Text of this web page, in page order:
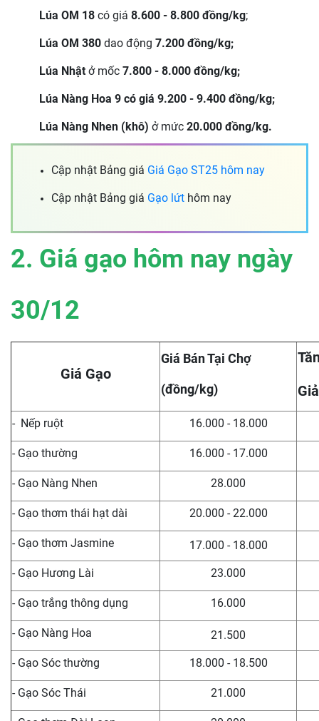
Lúa OM 18 có giá 8.600 - 8.800 đồng/kg;
Lúa OM 380 dao động 7.200 đồng/kg;
Lúa Nhật ở mốc 7.800 - 8.000 đồng/kg;
Lúa Nàng Hoa 9 có giá 9.200 - 9.400 đồng/kg;
Lúa Nàng Nhen (khô) ở mức 20.000 đồng/kg.
Cập nhật Bảng giá Giá Gạo ST25 hôm nay
Cập nhật Bảng giá Gạo lứt hôm nay
2. Giá gạo hôm nay ngày
30/12
Giá Gạo
Giá Bán Tại Chợ
(đồng/kg)
- Nếp ruột 16.000 - 18.000
- Gạo thường 16.000 - 17.000
- Gạo Nàng Nhen 28.000
- Gạo thơm thái hạt dài 20.000 - 22.000
- Gạo thơm Jasmine 17.000 - 18.000
- Gạo Hương Lài 23.000
- Gạo trắng thông dụng 16.000
- Gạo Nàng Hoa 21.500
- Gạo Sóc thường 18.000 - 18.500
- Gạo Sóc Thái 21.000